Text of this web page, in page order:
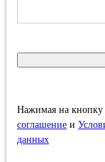
Нажимая на
соглашение и
данных